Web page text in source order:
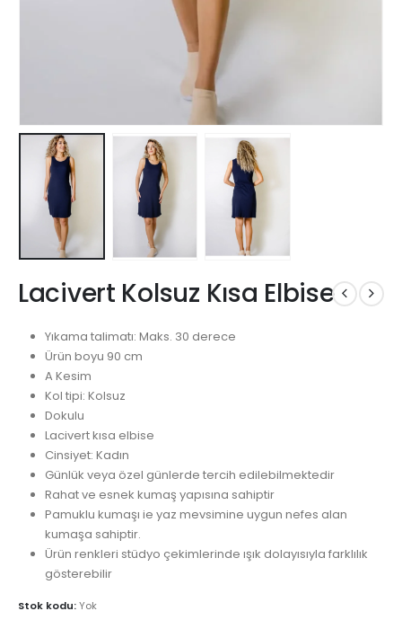
Lacivert Kolsuz Kısa Elbise
Yıkama talimatı: Maks. 30 derece
Ürün boyu 90 cm
A Kesim
Kol tipi: Kolsuz
Dokulu
Lacivert kısa elbise
Cinsiyet: Kadın
Günlük veya özel günlerde tercih edilebilmektedir
Rahat ve esnek kumaş yapısına sahiptir
Pamuklu kumaşı ie yaz mevsimine uygun nefes alan
kumaşa sahiptir.
Ürün renkleri stüdyo çekimlerinde ışık dolayısıyla farklılık
gösterebilir
Stok kodu:Yok